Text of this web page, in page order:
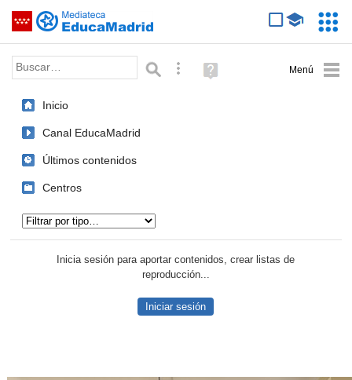
Saltar navegación
Palabra o frase: Búsqueda avanzada
Ayuda
(en
Inicio
Canal EducaMadrid
Últimos contenidos
Centros
Inicia sesión para aportar contenidos, crear listas de
reproducción...
Iniciar sesión